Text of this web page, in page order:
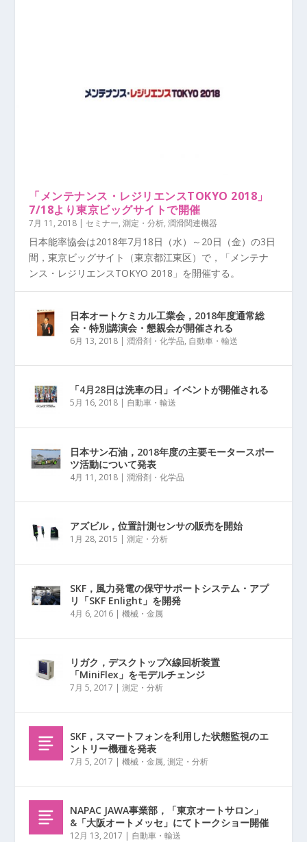
「メンテナンス・レジリエンスTOKYO 2018」
7/18より東京ビッグサイトで開催
7月 11, 2018 | セミナー,測定・分析,潤滑関連機器
日本能率協会は2018年7月18日（水）～20日（金）の3日
間，東京ビッグサイト（東京都江東区）で，「メンテナ
ンス・レジリエンスTOKYO 2018」を開催する。
日本オートケミカル工業会，2018年度通常総
会・特別講演会・懇親会が開催される
6月 13, 2018 |潤滑剤・化学品, 自動車・輸送
「4月28日は洗車の日」イベントが開催される
5月 16, 2018 | 自動車・輸送
日本サン石油，2018年度の主要モータースポー
ツ活動について発表
4月 11, 2018 |潤滑剤・化学品
アズビル，位置計測センサの販売を開始
1月 28, 2015 |測定・分析
SKF，風力発電の保守サポートシステム・アプ
リ「SKF Enlight」を開発
4月 6, 2016 |機械・金属
リガク，デスクトップX線回析装置
「MiniFlex」をモデルチェンジ
7月 5, 2017 |測定・分析
SKF，スマートフォンを利用した状態監視のエ
ントリー機種を発表
7月 5, 2017 |機械・金属,測定・分析
NAPAC JAWA事業部，「東京オートサロン」
&「大阪オートメッセ」にてトークショー開催
12月 13, 2017 | 自動車・輸送